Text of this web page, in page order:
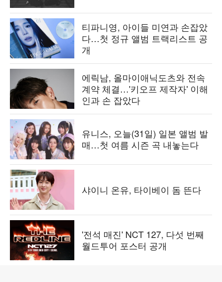
티파니영, 아이들 미연과 손잡았
다…첫 정규 앨범 트랙리스트 공
개
에릭남, 올마이애닉도츠와 전속
계약 체결…'키오프 제작자' 이해
인과 손 잡았다
유니스, 오늘(31일) 일본 앨범 발
매…첫 여름 시즌 곡 내놓는다
샤이니 온유, 타이베이 돔 뜬다
'전석 매진' NCT 127, 다섯 번째
월드투어 포스터 공개